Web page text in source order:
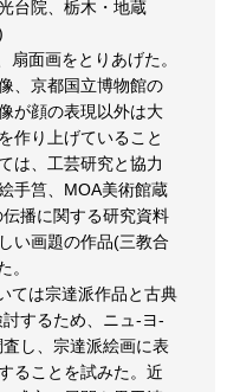
台院、栃木・地蔵
面画をとりあげた。
、京都国立博物館の
が顔の表現以外は大
作り上げていること
は、工芸研究と協力
手筥、MOA美術館蔵
播に関する研究資料
い画題の作品(三教合
。
ては宗達派作品と古典
するため、ニュ-ヨ-
し、宗達派絵画に表
ることを試みた。近